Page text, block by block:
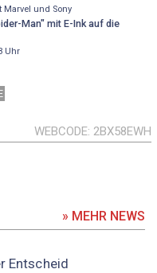
und Sony
Man" mit E-Ink auf die
Uhr
WEBCODE 2BX58EWH
» MEHR NEWS
Entscheid